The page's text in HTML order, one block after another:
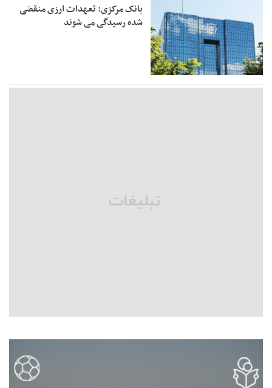
بانک مرکزی: تعهدات ارزی منقضی
شده رسیدگی می شوند